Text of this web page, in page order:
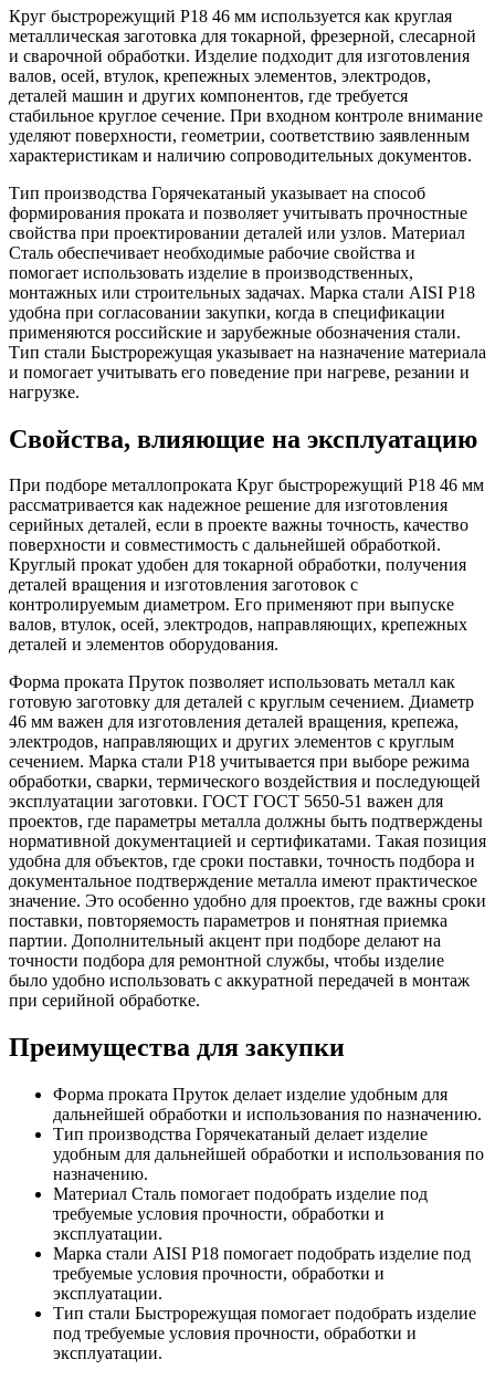
Круг быстрорежущий Р18 46 мм используется как круглая
металлическая заготовка для токарной, фрезерной, слесарной
и сварочной обработки. Изделие подходит для изготовления
валов, осей, втулок, крепежных элементов, электродов,
деталей машин и других компонентов, где требуется
стабильное круглое сечение. При входном контроле внимание
уделяют поверхности, геометрии, соответствию заявленным
характеристикам и наличию сопроводительных документов.
Тип производства Горячекатаный указывает на способ
формирования проката и позволяет учитывать прочностные
свойства при проектировании деталей или узлов. Материал
Сталь обеспечивает необходимые рабочие свойства и
помогает использовать изделие в производственных,
монтажных или строительных задачах. Марка стали AISI Р18
удобна при согласовании закупки, когда в спецификации
применяются российские и зарубежные обозначения стали.
Тип стали Быстрорежущая указывает на назначение материала
и помогает учитывать его поведение при нагреве, резании и
нагрузке.
Свойства, влияющие на эксплуатацию
При подборе металлопроката Круг быстрорежущий Р18 46 мм
рассматривается как надежное решение для изготовления
серийных деталей, если в проекте важны точность, качество
поверхности и совместимость с дальнейшей обработкой.
Круглый прокат удобен для токарной обработки, получения
деталей вращения и изготовления заготовок с
контролируемым диаметром. Его применяют при выпуске
валов, втулок, осей, электродов, направляющих, крепежных
деталей и элементов оборудования.
Форма проката Пруток позволяет использовать металл как
готовую заготовку для деталей с круглым сечением. Диаметр
46 мм важен для изготовления деталей вращения, крепежа,
электродов, направляющих и других элементов с круглым
сечением. Марка стали Р18 учитывается при выборе режима
обработки, сварки, термического воздействия и последующей
эксплуатации заготовки. ГОСТ ГОСТ 5650-51 важен для
проектов, где параметры металла должны быть подтверждены
нормативной документацией и сертификатами. Такая позиция
удобна для объектов, где сроки поставки, точность подбора и
документальное подтверждение металла имеют практическое
значение. Это особенно удобно для проектов, где важны сроки
поставки, повторяемость параметров и понятная приемка
партии. Дополнительный акцент при подборе делают на
точности подбора для ремонтной службы, чтобы изделие
было удобно использовать с аккуратной передачей в монтаж
при серийной обработке.
Преимущества для закупки
Форма проката Пруток делает изделие удобным для
дальнейшей обработки и использования по назначению.
Тип производства Горячекатаный делает изделие
удобным для дальнейшей обработки и использования по
назначению.
Материал Сталь помогает подобрать изделие под
требуемые условия прочности, обработки и
эксплуатации.
Марка стали AISI Р18 помогает подобрать изделие под
требуемые условия прочности, обработки и
эксплуатации.
Тип стали Быстрорежущая помогает подобрать изделие
под требуемые условия прочности, обработки и
эксплуатации.